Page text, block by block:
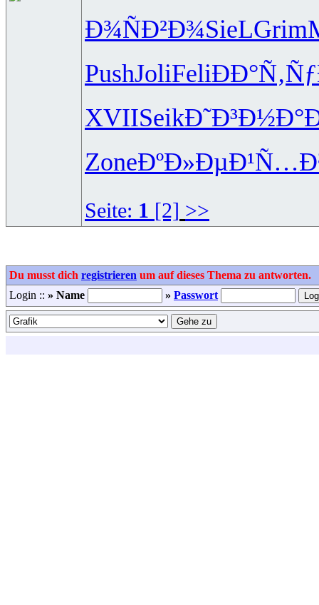
Ð¾ÑÐ²Ð¾SieLGrim
PushJoliFeliÐÐ°Ñ‚Ñƒ
XVIISeikÐ˜Ð³Ð½Ð°
ZoneÐºÐ»ÐµÐ¹
Seite: 1 [2] >>
Du musst dich registrieren um auf dieses Thema zu antworten.
Login :: » Name » Passwort